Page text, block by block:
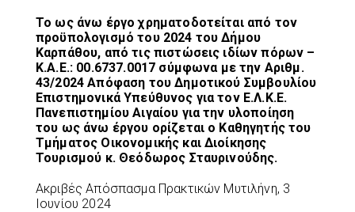
Το ως άνω έργο χρηματοδοτείται από τον
προϋπολογισμό του 2024 του Δήμου
Καρπάθου, από τις πιστώσεις ιδίων πόρων –
Κ.Α.Ε.: 00.6737.0017 σύμφωνα με την Αριθμ.
43/2024 Απόφαση του Δημοτικού Συμβουλίου
Επιστημονικά Υπεύθυνος για τον Ε.Λ.Κ.Ε.
Πανεπιστημίου Αιγαίου για την υλοποίηση
του ως άνω έργου ορίζεται ο Καθηγητής του
Τμήματος Οικονομικής και Διοίκησης
Τουρισμού κ. Θεόδωρος Σταυρινούδης.
Ακριβές Απόσπασμα Πρακτικών Μυτιλήνη, 3
Ιουνίου 2024